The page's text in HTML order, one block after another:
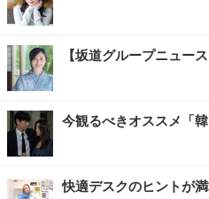
【坂道グループニュー
今観るべきオススメ「韓
快適デスクのヒントが